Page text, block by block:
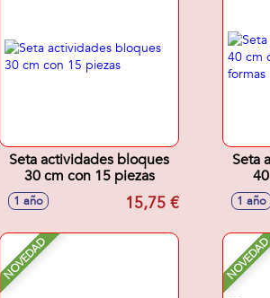
Seta actividades bloques
30 cm con 15 piezas
1 año 15,75 €
Seta
1 año
NOVEDAD